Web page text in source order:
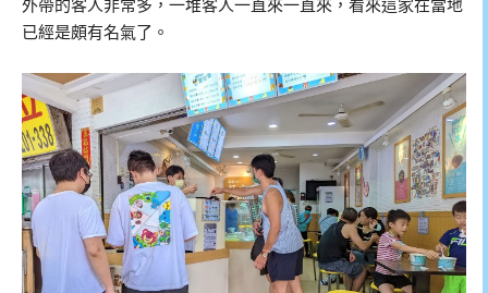
外帶的客人非常多，一堆客人一直來一直來，看來這家在當地
已經是頗有名氣了。